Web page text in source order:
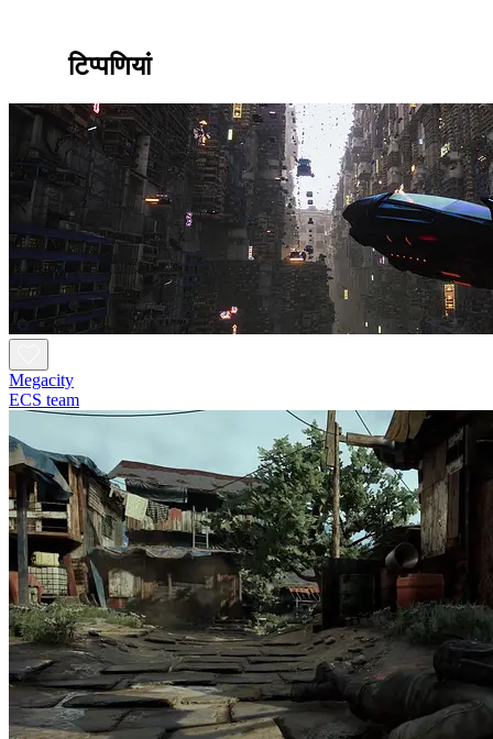
टिप्पणियां
Megacity
ECS team